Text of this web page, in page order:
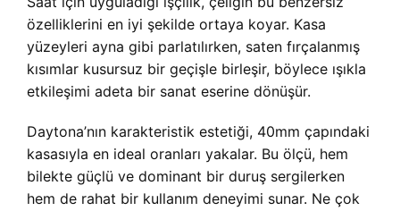
özelliklerini en iyi şekilde ortaya koyar. Kasa
yüzeyleri ayna gibi parlatılırken, saten fırçalanmış
kısımlar kusursuz bir geçişle birleşir, böylece ışıkla
etkileşimi adeta bir sanat eserine dönüşür.
Daytona’nın karakteristik estetiği, 40mm çapındaki
kasasıyla en ideal oranları yakalar. Bu ölçü, hem
bilekte güçlü ve dominant bir duruş sergilerken
hem de rahat bir kullanım deneyimi sunar. Ne çok